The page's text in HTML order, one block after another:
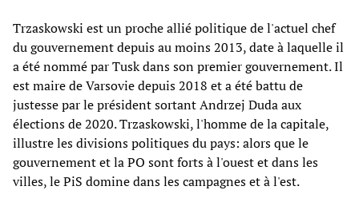
Trzaskowski est un proche allié politique de l'actuel chef
du gouvernement depuis au moins 2013, date à laquelle il
a été nommé par Tusk dans son premier gouvernement. Il
est maire de Varsovie depuis 2018 et a été battu de
justesse par le président sortant Andrzej Duda aux
élections de 2020. Trzaskowski, l'homme de la capitale,
illustre les divisions politiques du pays: alors que le
gouvernement et la PO sont forts à l'ouest et dans les
villes, le PiS domine dans les campagnes et à l'est.